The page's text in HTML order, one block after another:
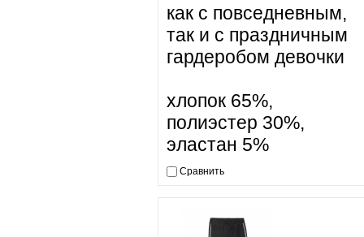
как с повседневным,
так и с праздничным
гардеробом девочки
хлопок 65%,
полиэстер 30%,
эластан 5%
Сравнить